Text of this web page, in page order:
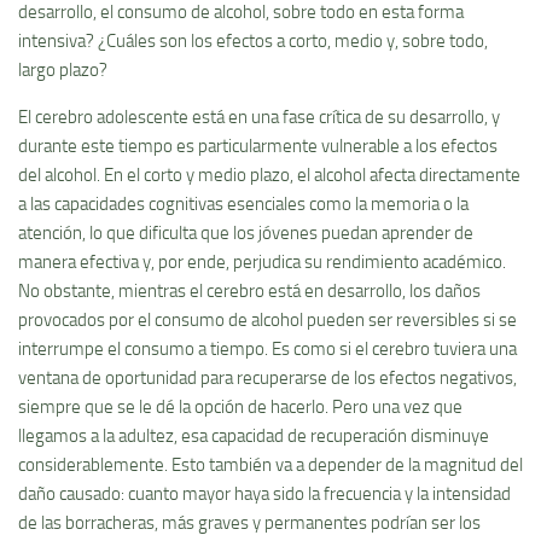
desarrollo, el consumo de alcohol, sobre todo en esta forma
intensiva? ¿Cuáles son los efectos a corto, medio y, sobre todo,
largo plazo?
El cerebro adolescente está en una fase crítica de su desarrollo, y
durante este tiempo es particularmente vulnerable a los efectos
del alcohol. En el corto y medio plazo, el alcohol afecta directamente
a las capacidades cognitivas esenciales como la memoria o la
atención, lo que dificulta que los jóvenes puedan aprender de
manera efectiva y, por ende, perjudica su rendimiento académico.
No obstante, mientras el cerebro está en desarrollo, los daños
provocados por el consumo de alcohol pueden ser reversibles si se
interrumpe el consumo a tiempo. Es como si el cerebro tuviera una
ventana de oportunidad para recuperarse de los efectos negativos,
siempre que se le dé la opción de hacerlo. Pero una vez que
llegamos a la adultez, esa capacidad de recuperación disminuye
considerablemente. Esto también va a depender de la magnitud del
daño causado: cuanto mayor haya sido la frecuencia y la intensidad
de las borracheras, más graves y permanentes podrían ser los